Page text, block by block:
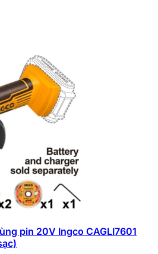
pin 20V Ingco CAGLI7601